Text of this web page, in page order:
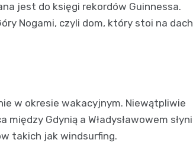
jest do księgi rekordów Guinnessa.
Nogami, czyli dom, który stoi na
w okresie wakacyjnym. Niewątpliwie
Gdynią a Władysławowem
takich jak windsurfing.